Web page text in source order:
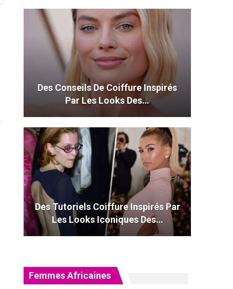
Des Conseils De Coiffure Inspirés
Par Les Looks Des…
Des Tutoriels Coiffure Inspirés Par
Les Looks Iconiques Des…
Femmes Africaines